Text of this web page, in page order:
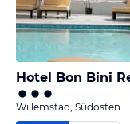
Hotel Bon Bini
Willemstad, Südosten